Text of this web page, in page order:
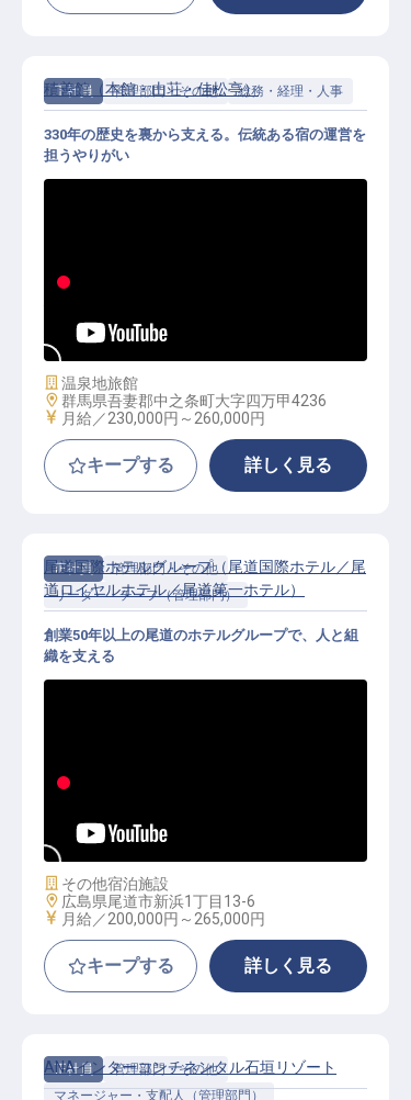
正社員 管理部門・その他 総務・経理・人事
料／賄い昼夜2食付
積善館（本館・山荘・佳松亭）
330年の歴史を裏から支える。伝統ある宿の運営を
担うやりがい
施設業態
温泉地旅館
勤務地
群馬県吾妻郡中之条町大字四万甲4236
給与
月給／230,000円～ 260,000円
キープする 詳しく見る
正社員
管理部門・その他
リーダー・チーフ（管理部門）
なし／経験不問
尾道国際ホテルグループ（尾道国際ホテル／尾
道ロイヤルホテル／尾道第一ホテル）
創業50年以上の尾道のホテルグループで、人と組
織を支える
施設業態
その他宿泊施設
勤務地
広島県尾道市新浜1丁目13-6
給与
月給／200,000円～ 265,000円
キープする 詳しく見る
正社員
管理部門・その他
マネージャー・支配人（管理部門）
ANAインターコンチネンタル石垣リゾート